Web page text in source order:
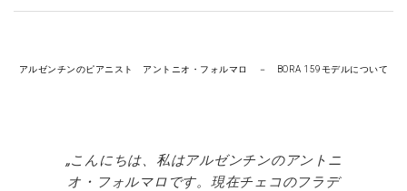
アルゼンチンのピアニスト アントニオ・フォルマロ － BORA 159モデルについて
こんにちは、私はアルゼンチンのアントニ
オ・フォルマロです。現在チェコのフラデ